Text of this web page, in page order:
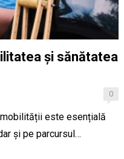
și sănătatea
0
este esențială
și pe parcursul…